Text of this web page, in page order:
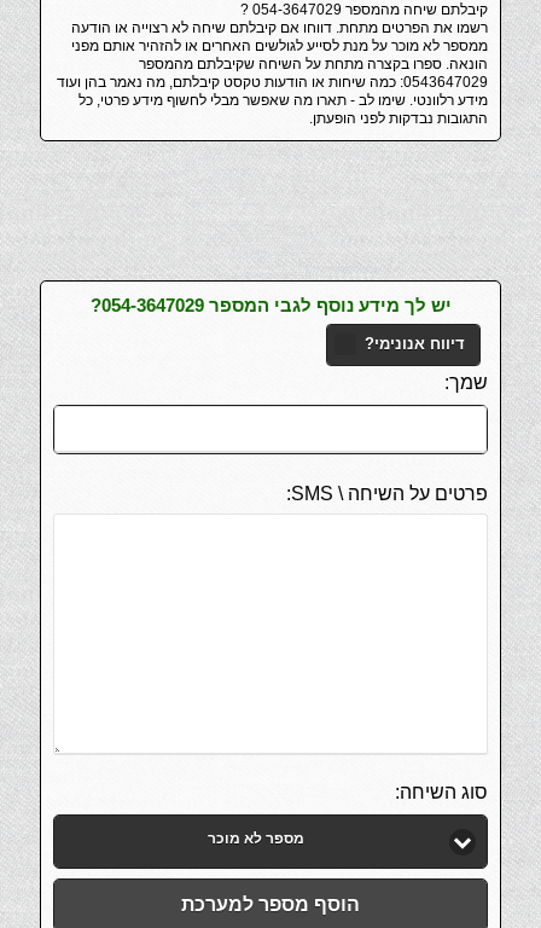
קיבלתם שיחה מהמספר 054-3647029 ?
רשמו את הפרטים מתחת. דווחו אם קיבלתם שיחה לא רצוייה או הודעה
ממספר לא מוכר על מנת לסייע לגולשים האחרים או להזהיר אותם מפני
הונאה. ספרו בקצרה מתחת על השיחה שקיבלתם מהמספר
0543647029: כמה שיחות או הודעות טקסט קיבלתם, מה נאמר בהן ועוד
מידע רלוונטי. שימו לב - תארו מה שאפשר מבלי לחשוף מידע פרטי, כל
התגובות נבדקות לפני הופעתן.
יש לך מידע נוסף לגבי המספר 054-3647029?
דיווח אנונימי?
שמך:
פרטים על השיחה \ SMS:
סוג השיחה:
מספר לא מוכר
הוסף מספר למערכת